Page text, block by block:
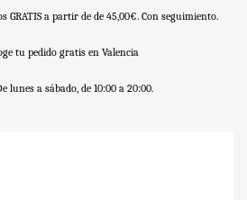
GRATIS a partir de de 45,00€. Con seguimiento.
tu pedido gratis en Valencia
lunes a sábado, de 10:00 a 20:00.